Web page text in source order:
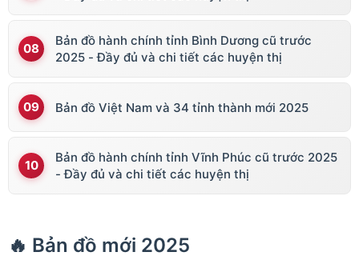
Bản đồ hành chính tỉnh Bình Dương cũ trước
2025 - Đầy đủ và chi tiết các huyện thị
Bản đồ Việt Nam và 34 tỉnh thành mới 2025
Bản đồ hành chính tỉnh Vĩnh Phúc cũ trước 2025
- Đầy đủ và chi tiết các huyện thị
🔥 Bản đồ mới 2025